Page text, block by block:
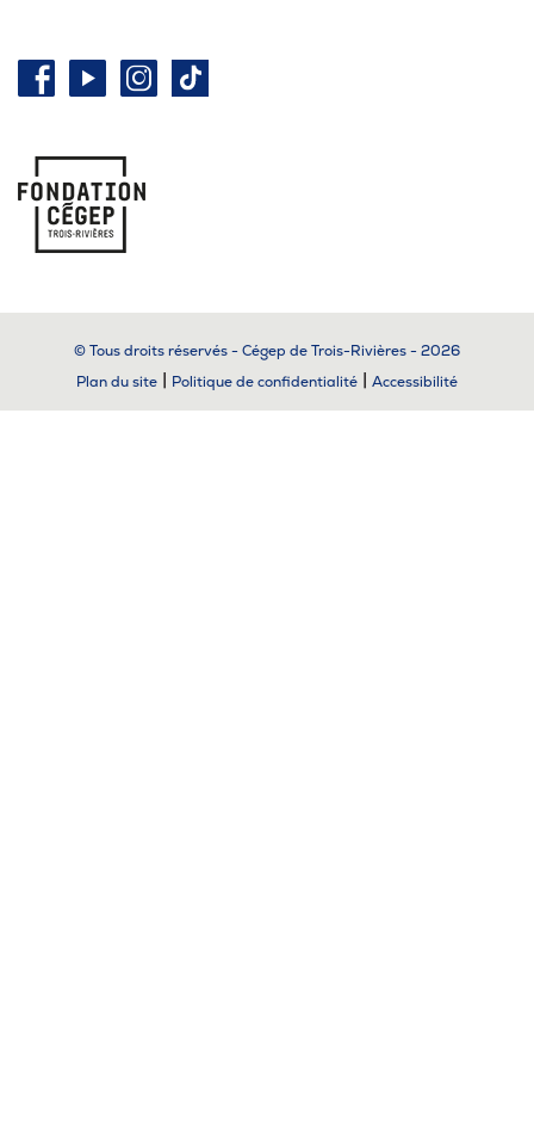
© Tous droits réservés - Cégep de Trois-Rivières - 2026
Plan du site | Politique de confidentialité | Accessibilité